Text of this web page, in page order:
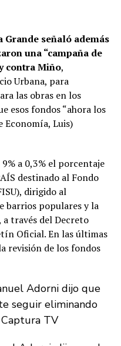
señaló además
una “campaña de
contra Miño,
Urbana, para
las obras en los
esos fondos “ahora los
Economía, Luis)
a 0,3% el porcentaje
destinado al Fondo
dirigido al
barrios populares y la
a través del Decreto
Oficial. En las últimas
revisión de los fondos